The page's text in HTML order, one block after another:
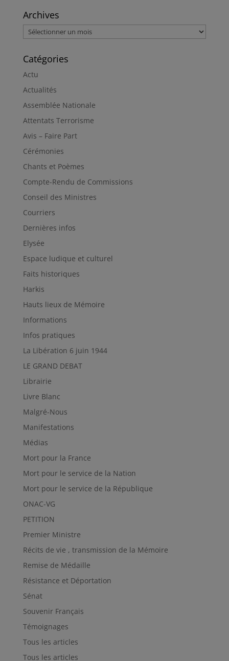
Archives
Archives
Catégories
Actu
Actualités
Assemblée Nationale
Attentats Terrorisme
Avis – Faire Part
Cérémonies
Chants et Poèmes
Compte-Rendu de Commissions
Conseil des Ministres
Courriers
Dernières infos
Elysée
Espace ludique et culturel
Faits historiques
Harkis
Hauts lieux de Mémoire
Informations
Infos pratiques
La Libération 6 juin 1944
LE GRAND DEBAT
Librairie
Livre Blanc
Malgré-Nous
Manifestations
Médias
Mort pour la France
Mort pour le service de la Nation
Mort pour le service de la République
ONAC-VG
PETITION
Premier Ministre
Récits de vie , transmission de la Mémoire
Remise de Médaille
Résistance et Déportation
Sénat
Souvenir Français
Témoignages
Tous les articles
Tous les articles